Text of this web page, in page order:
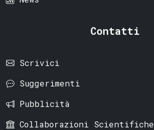
Contatti
Scrivici
Suggerimenti
Pubblicità
Collaborazioni Scientifiche